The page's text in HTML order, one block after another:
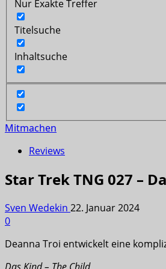
Nur Exakte Treffer
Titelsuche
Inhaltsuche
Mitmachen
Reviews
Star Trek TNG 027 –
Sven Wedekin 22. Januar 2024
0
Deanna Troi entwickelt eine